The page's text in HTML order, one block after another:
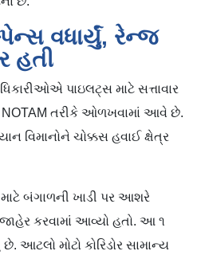
વધાર્યું, રેન્જ
હતી
પાઇલટ્સ માટે સત્તાવાર
તરીકે ઓળખવામાં આવે છે.
વિમાનોને ચોક્કસ હવાઈ ક્ષેત્ર
બંગાળની ખાડી પર આશરે
જાહેર કરવામાં આવ્યો હતો. આ ૧
આટલો મોટો કોરિડોર સામાન્ય